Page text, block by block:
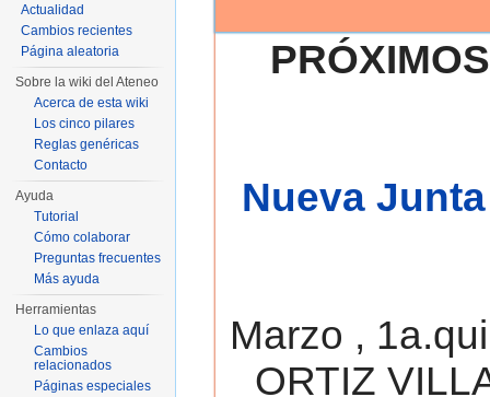
Nueva
Marzo ,
ORTIZ
Actualidad
Cambios recientes
Página aleatoria
Sobre la wiki del Ateneo
Acerca de esta wiki
Los cinco pilares
Reglas genéricas
Contacto
Ayuda
Tutorial
Cómo colaborar
Preguntas frecuentes
Más ayuda
Herramientas
Lo que enlaza aquí
Cambios
relacionados
Páginas especiales